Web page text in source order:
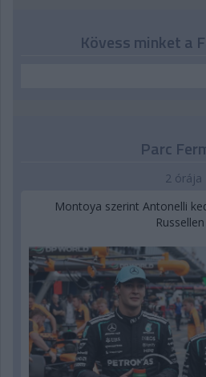
Kövess minket a
Parc
2 órája
Montoya szerint Antonelli
Russellen